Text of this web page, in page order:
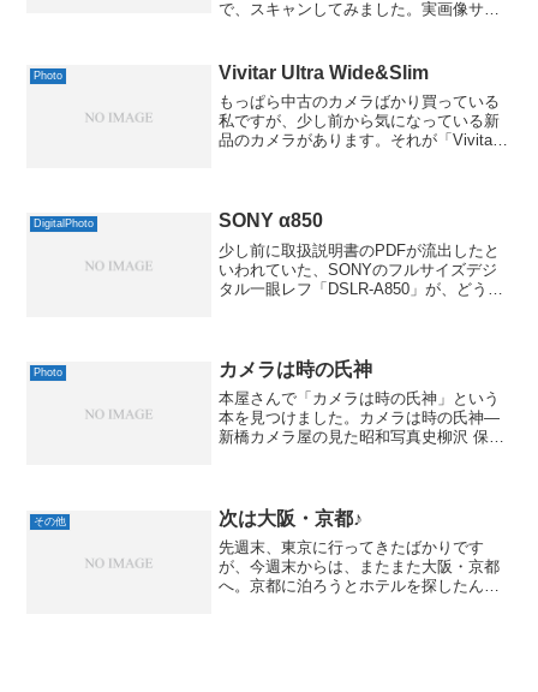
で、スキャンしてみました。実画像サイ
ないこともあってか、一...
Photo Vivitar Ultra Wide&Slim
もっぱら中古のカメラばかり買っている
私ですが、少し前から気になっている新
品のカメラがあります。それが「Vivitar
DigitalPhoto SONY α850
少し前に取扱説明書のPDFが流出したと
いわれていた、SONYのフルサイズデジ
タル一眼レフ「DSLR-A850」が、どうや
なり挑戦...
Photo カメラは時の氏神
本屋さんで「カメラは時の氏神」という
本を見つけました。カメラは時の氏神―
新橋カメラ屋の見た昭和写真史柳沢 保正
さ...
その他 次は大阪・京都♪
先週末、東京に行ってきたばかりです
が、今週末からは、またまた大阪・京都
へ。京都に泊ろうとホテルを探したんで